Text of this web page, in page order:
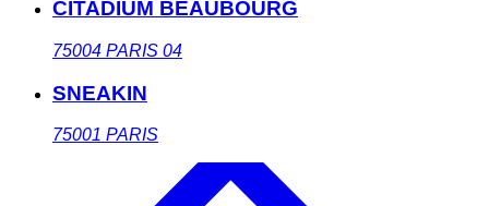
CITADIUM BEAUBOURG
75004 PARIS 04
SNEAKIN
75001 PARIS